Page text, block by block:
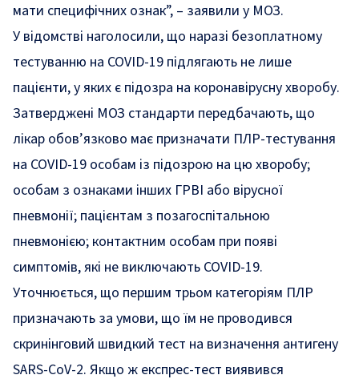
мати специфічних ознак”, – заявили у МОЗ.
У відомстві наголосили, що наразі безоплатному
тестуванню на COVID-19 підлягають не лише
пацієнти, у яких є підозра на коронавірусну хворобу.
Затверджені МОЗ стандарти передбачають, що
лікар обов’язково має призначати ПЛР-тестування
на COVID-19 особам із підозрою на цю хворобу;
особам з ознаками інших ГРВІ або вірусної
пневмонії; пацієнтам з позагоспітальною
пневмонією; контактним особам при появі
симптомів, які не виключають COVID-19.
Уточнюється, що першим трьом категоріям ПЛР
призначають за умови, що їм не проводився
скринінговий швидкий тест на визначення антигену
SARS-CoV-2. Якщо ж експрес-тест виявився